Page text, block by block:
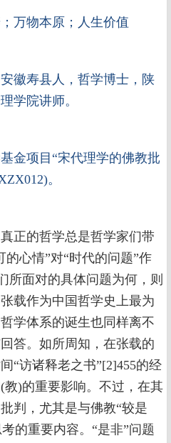
万物本原；人生价值
徽寿县人，哲学博士，陕
学院讲师。
金项目“宋代理学的佛教批
。
正的哲学总是哲学家们带
心情”对“时代的问题”作
所面对的具体问题为何，则
载作为中国哲学史上最为
学体系的诞生也同样离不
答。如所周知，在张载的
“访诸释老之书”[2]455的经
)的重要影响。不过，在其
判，尤其是与佛教“较是
的重要内容。“是非”问题